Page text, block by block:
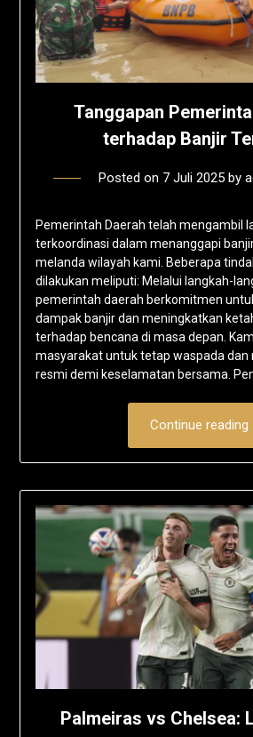
Tanggapan
terhadap Banjir
Posted on 7 Juli 2025 by
Pemerintah Daerah telah mengambil
terkoordinasi dalam menanggapi
melanda wilayah kami. Beberapa
dilakukan meliputi: Melalui langkah-
pemerintah daerah berkomitmen
dampak banjir dan meningkatkan
terhadap bencana di masa depan.
masyarakat untuk tetap waspada dan
resmi demi keselamatan bersama.
Continue reading
Palmeiras vs Chelsea: